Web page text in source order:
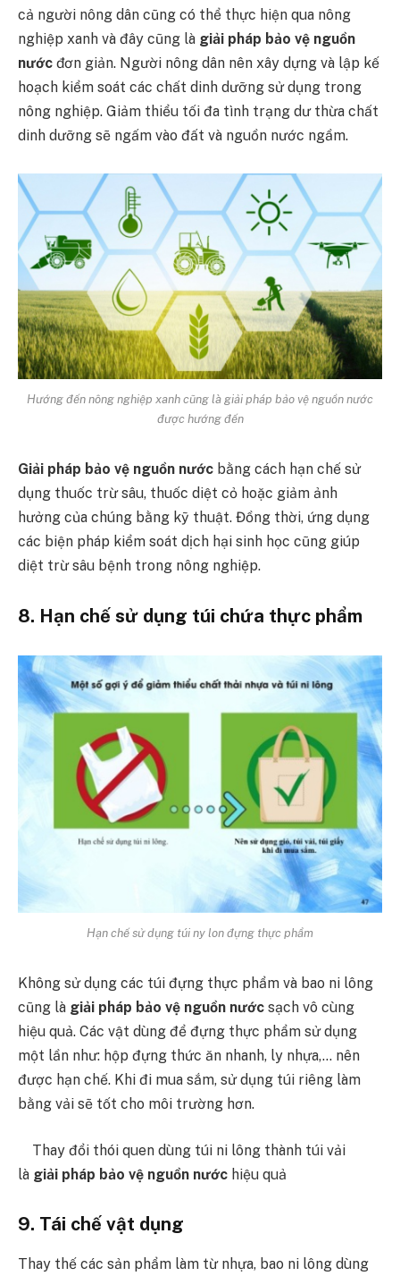
cả người nông dân cũng có thể thực hiện qua nông
nghiệp xanh và đây cũng là giải pháp bảo vệ nguồn
nước đơn giản. Người nông dân nên xây dựng và lập kế
hoạch kiểm soát các chất dinh dưỡng sử dụng trong
nông nghiệp. Giảm thiểu tối đa tình trạng dư thừa chất
dinh dưỡng sẽ ngấm vào đất và nguồn nước ngầm.
Hướng đến nông nghiệp xanh cũng là giải pháp bảo vệ nguồn nước
được hướng đến
Giải pháp bảo vệ nguồn nước bằng cách hạn chế sử
dụng thuốc trừ sâu, thuốc diệt cỏ hoặc giảm ảnh
hưởng của chúng bằng kỹ thuật. Đồng thời, ứng dụng
các biện pháp kiểm soát dịch hại sinh học cũng giúp
diệt trừ sâu bệnh trong nông nghiệp.
8. Hạn chế sử dụng túi chứa thực phẩm
Hạn chế sử dụng túi ny lon đựng thực phẩm
Không sử dụng các túi đựng thực phẩm và bao ni lông
cũng là giải pháp bảo vệ nguồn nước sạch vô cùng
hiệu quả. Các vật dùng để đựng thực phẩm sử dụng
một lần như: hộp đựng thức ăn nhanh, ly nhựa,… nên
được hạn chế. Khi đi mua sắm, sử dụng túi riêng làm
bằng vải sẽ tốt cho môi trường hơn.
Thay đổi thói quen dùng túi ni lông thành túi vải
là giải pháp bảo vệ nguồn nước hiệu quả
9. Tái chế vật dụng
Thay thế các sản phẩm làm từ nhựa, bao ni lông dùng